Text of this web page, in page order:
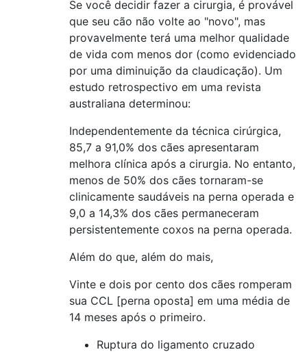
Se você decidir fazer a cirurgia, é provável
que seu cão não volte ao "novo", mas
provavelmente terá uma melhor qualidade
de vida com menos dor (como evidenciado
por uma diminuição da claudicação). Um
estudo retrospectivo em uma revista
australiana determinou:
Independentemente da técnica cirúrgica,
85,7 a 91,0% dos cães apresentaram
melhora clínica após a cirurgia. No entanto,
menos de 50% dos cães tornaram-se
clinicamente saudáveis ​​na perna operada e
9,0 a 14,3% dos cães permaneceram
persistentemente coxos na perna operada.
Além do que, além do mais,
Vinte e dois por cento dos cães romperam
sua CCL [perna oposta] em uma média de
14 meses após o primeiro.
Ruptura do ligamento cruzado